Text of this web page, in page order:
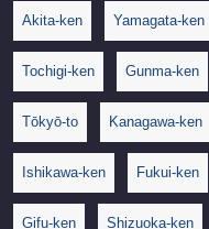
Akita-ken Yamagata-ken
Tochigi-ken Gunma-ken
Tōkyō-to Kanagawa-ken
Ishikawa-ken Fukui-ken
Gifu-ken Shizuoka-ken